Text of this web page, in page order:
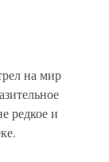
на мир
редкое и